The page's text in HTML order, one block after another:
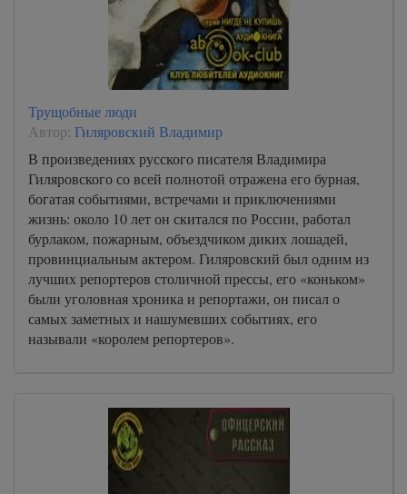
Трущобные люди
Автор: Гиляровский Владимир
В произведениях русского писателя Владимира
Гиляровского со всей полнотой отражена его бурная,
богатая событиями, встречами и приключениями
жизнь: около 10 лет он скитался по России, работал
бурлаком, пожарным, объездчиком диких лошадей,
провинциальным актером. Гиляровский был одним из
лучших репортеров столичной прессы, его «коньком»
были уголовная хроника и репортажи, он писал о
самых заметных и нашумевших событиях, его
называли «королем репортеров».